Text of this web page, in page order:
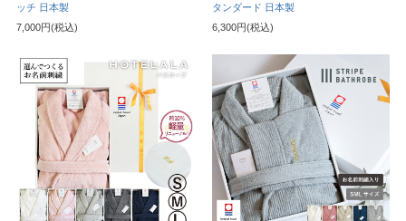
ッチ 日本製
7,000円(税込)
タンダード 日本製
6,300円(税込)